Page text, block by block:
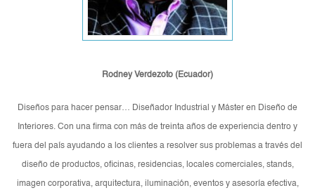
Rodney Verdezoto (Ecuador)
Diseños para hacer pensar… Diseñador Industrial y Máster en Diseño de
Interiores. Con una firma con más de treinta años de experiencia dentro y
fuera del país ayudando a los clientes a resolver sus problemas a través del
diseño de productos, oficinas, residencias, locales comerciales, stands,
imagen corporativa, arquitectura, iluminación, eventos y asesoría efectiva,